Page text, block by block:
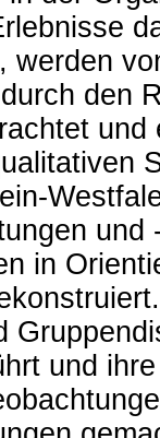
werden
den
und
in
und